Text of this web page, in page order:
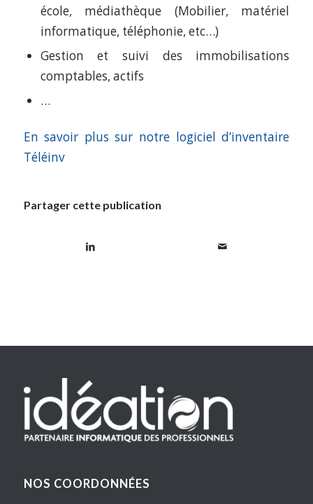
école, médiathèque (Mobilier, matériel
informatique, téléphonie, etc…)
Gestion et suivi des immobilisations
comptables, actifs
…
En savoir plus sur notre logiciel d’inventaire
Téléinv
Partager cette publication
NOS COORDONNÉES